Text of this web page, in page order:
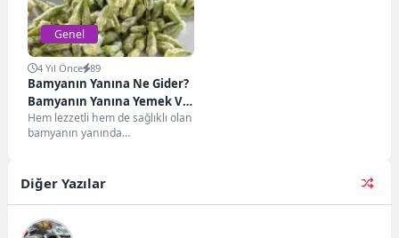
Genel
4 Yıl Önce 89
Bamyanın Yanına Ne Gider?
Bamyanın Yanına Yemek Ve
İçecek Tavsiyeleri
Hem lezzetli hem de sağlıklı olan
bamyanın yanında
alternatiflerden...
Diğer Yazılar